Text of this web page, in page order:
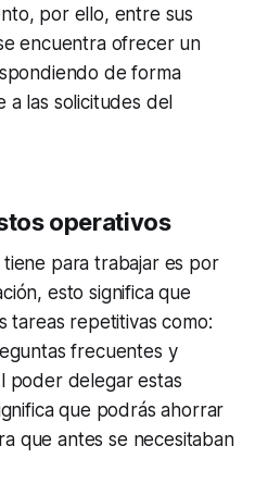
por ello, entre sus
encuentra ofrecer un
de forma
a las solicitudes del
operativos
para trabajar es por
esto significa que
tareas repetitivas como:
frecuentes y
poder delegar estas
que podrás ahorrar
que antes se necesitaban